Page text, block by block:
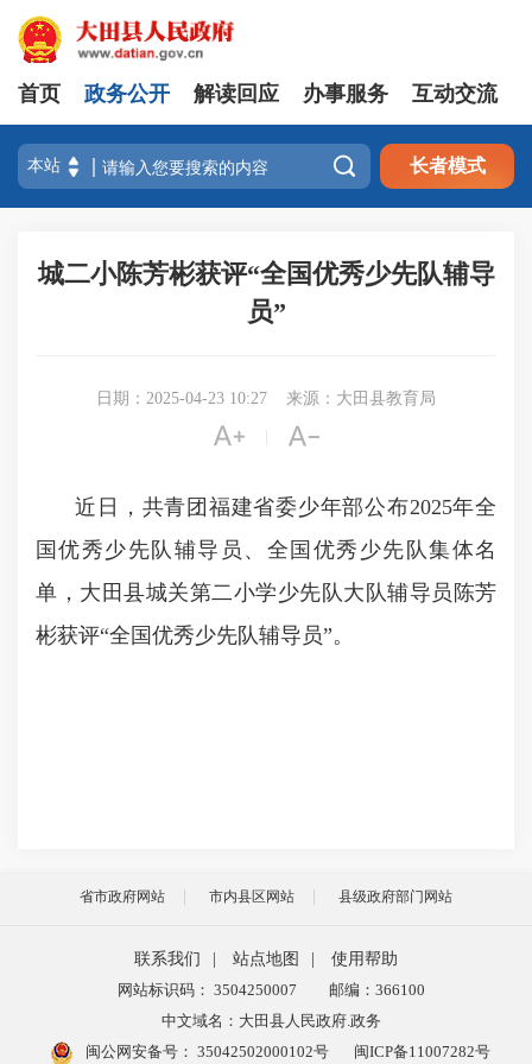
首页 政务公开 解读回应 办事服务 互动交流
 长者模式
城二小陈芳彬获评“全国优秀少先队辅导
员”
日期：2025-04-23 10:27 来源：大田县教育局
 
近日，共青团福建省委少年部公布2025年全
国优秀少先队辅导员、全国优秀少先队集体名
单，大田县城关第二小学少先队大队辅导员陈芳
彬获评“全国优秀少先队辅导员”。
省市政府网站 市内县区网站 县级政府部门网站
联系我们 站点地图
使用帮助
网站标识码： 3504250007
邮编：366100
中文域名：大田县人民政府.政务
闽公网安备号： 35042502000102号 闽ICP备11007282号